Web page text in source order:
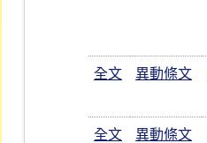
全文 異動條文
全文 異動條文